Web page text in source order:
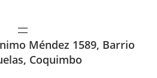
Méndez 1589, Barrio
Coquimbo